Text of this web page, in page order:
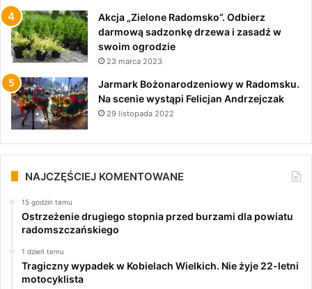
Akcja „Zielone Radomsko”. Odbierz
darmową sadzonkę drzewa i zasadź w
swoim ogrodzie
23 marca 2023
Jarmark Bożonarodzeniowy w Radomsku.
Na scenie wystąpi Felicjan Andrzejczak
29 listopada 2022
NAJCZĘŚCIEJ KOMENTOWANE
15 godzin temu
Ostrzeżenie drugiego stopnia przed burzami dla powiatu
radomszczańskiego
1 dzień temu
Tragiczny wypadek w Kobielach Wielkich. Nie żyje 22-letni
motocyklista